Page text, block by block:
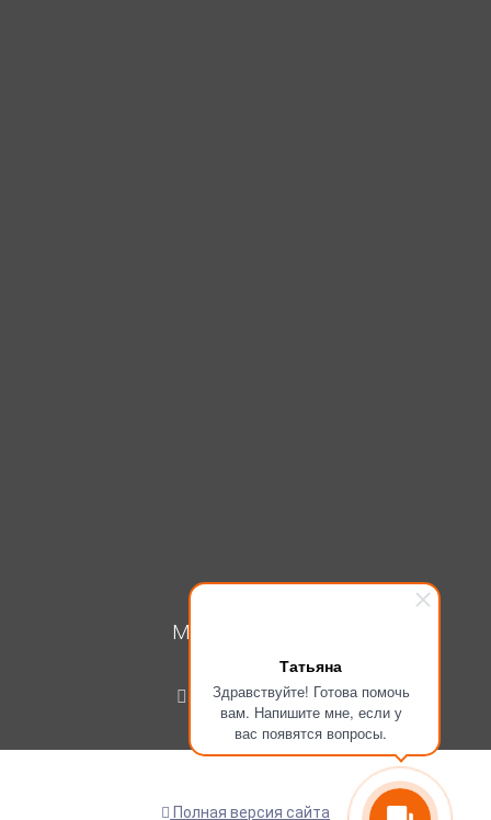
Татьяна
Здравствуйте! Готова помочь
вам. Напишите мне, если у
вас появятся вопросы.
МОЙ КАБИНЕТ
Регистрация
Полная версия сайта